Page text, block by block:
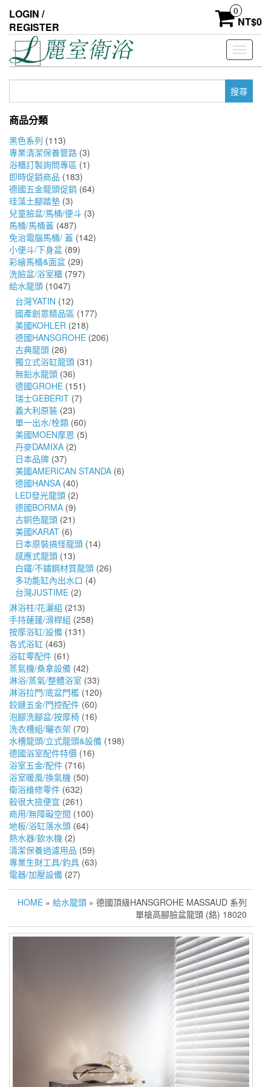
the
content
LOGIN /
REGISTER
0
NT$0
Toggle
鍵
商品分類
黑色系列 (113)
專業清潔保養管路 (3)
浴櫃訂製詢問專區 (1)
即時促銷商品 (183)
德國五金龍頭促銷 (64)
珪藻土腳踏墊 (3)
兒童臉盆/馬桶/便斗 (3)
馬桶/馬桶蓋 (487)
免治電腦馬桶/ 蓋 (142)
小便斗/下身盆 (89)
彩繪馬桶&面盆 (29)
洗臉盆/浴室櫃 (797)
給水龍頭 (1047)
台灣YATIN (12)
國產創意精品區 (177)
美國KOHLER (218)
德國HANSGROHE (206)
古典龍頭 (26)
獨立式浴缸龍頭 (31)
無鉛水龍頭 (36)
德國GROHE (151)
瑞士GEBERIT (7)
義大利原裝 (23)
單一出水/栓類 (60)
美國MOEN摩恩 (5)
丹麥DAMIXA (2)
日本品牌 (37)
美國AMERICAN STANDA (6)
德國HANSA (40)
LED發光龍頭 (2)
德國BORMA (9)
古銅色龍頭 (21)
美國KARAT (6)
日本原裝搞怪龍頭 (14)
感應式龍頭 (13)
白鐵/不鏽鋼材質龍頭 (26)
多功能缸內出水口 (4)
台灣JUSTIME (2)
淋浴柱/花灑組 (213)
手持蓮蓬/滑桿組 (258)
按摩浴缸/設備 (131)
各式浴缸 (463)
浴缸零配件 (61)
蒸氣機/桑拿設備 (42)
淋浴/蒸氣/整體浴室 (33)
淋浴拉門/底盆門檻 (120)
鉸鏈五金/門控配件 (60)
泡腳洗腳盆/按摩椅 (16)
洗衣槽組/曬衣架 (70)
水槽龍頭/立式龍頭&設備 (198)
德國浴室配件特價 (16)
浴室五金/配件 (716)
浴室暖風/換氣機 (50)
衛浴維修零件 (632)
殺很大撿便宜 (261)
商用/無障礙空間 (100)
地板/浴缸落水頭 (64)
熱水器/飲水機 (2)
清潔保養過濾用品 (59)
專業生財工具/釣具 (63)
電器/加壓設備 (27)
HOME » 給水龍頭 » 德國頂級HANSGROHE MASSAUD 系列
單槍高腳臉盆龍頭 (鉻) 18020